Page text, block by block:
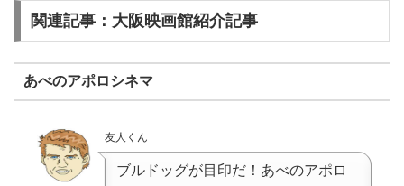
関連記事：大阪映画館紹介記事
あべのアポロシネマ
友人くん
ブルドッグが目印だ！あべのアポロ